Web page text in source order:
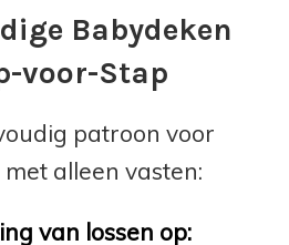
Babydeken
voor-Stap
patroon voor
alleen vasten:
van lossen op: